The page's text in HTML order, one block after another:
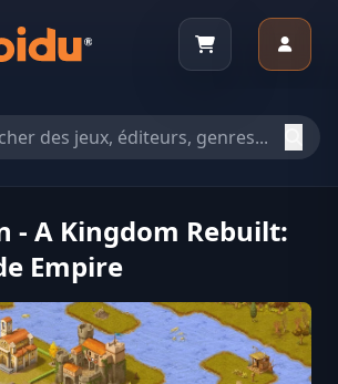
- A Kingdom Rebuilt:
Empire